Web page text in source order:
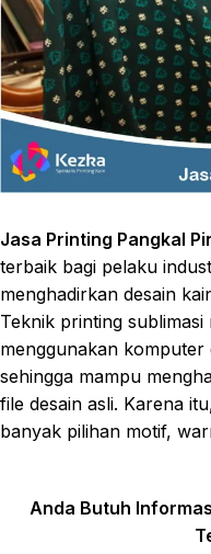
Jasa Printing Pangkal
terbaik bagi pelaku
menghadirkan desain
Teknik printing
menggunakan komputer
sehingga mampu
file desain asli. Karena
banyak pilihan motif,
Anda Butuh